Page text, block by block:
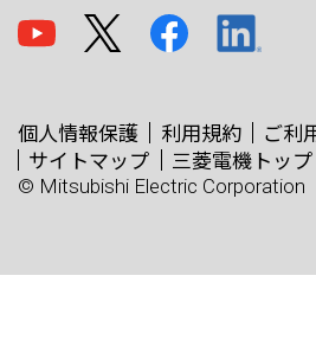
個人情報保護 利用規約
ご利
サイトマップ
三菱電機トップ
© Mitsubishi Electric Corporation